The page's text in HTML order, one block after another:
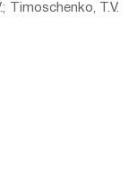
Timoschenko, T.V.